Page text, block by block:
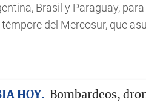
Brasil y Paraguay,
del Mercosur, que
HOY
Bombardeos,